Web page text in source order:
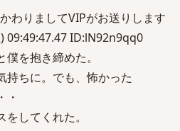
わりましてVIPがお送りします
09:49:47.47 ID:lN92n9qq0
を抱き締めた。
持ちに。でも、怖かった
・
してくれた。